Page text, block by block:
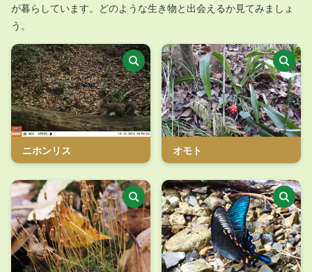
が暮らしています。どのような生き物と出会えるか見てみましょ
う。
ニホンリス オモト